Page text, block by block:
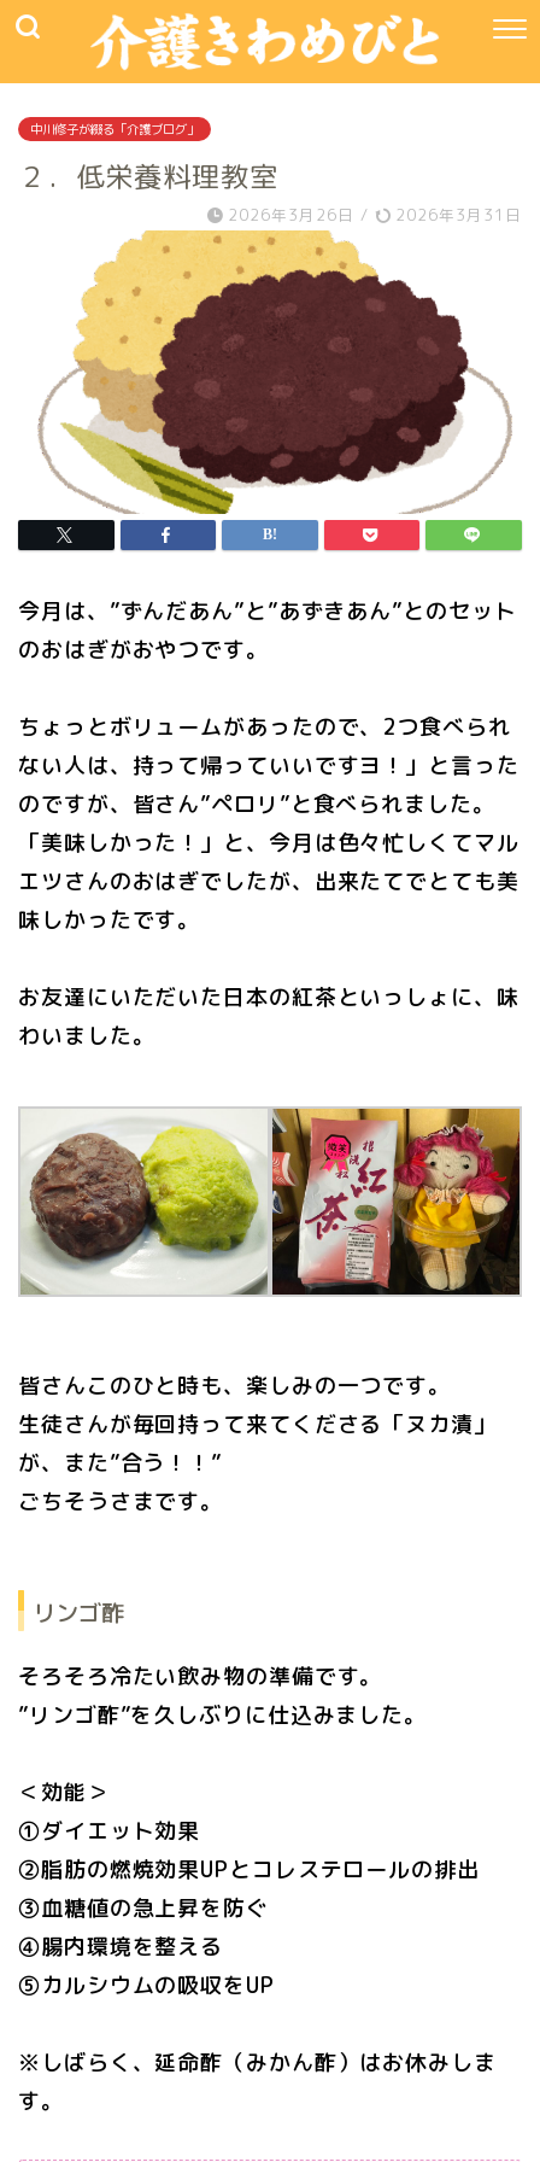
中川修子が綴る「介護ブログ」
２．低栄養料理教室
2026年3月26日 / 2026年3月31日
今月は、”ずんだあん”と”あずきあん”とのセット
のおはぎがおやつです。
ちょっとボリュームがあったので、2つ食べられ
ない人は、持って帰っていいですヨ！」と言った
のですが、皆さん”ペロリ”と食べられました。
「美味しかった！」と、今月は色々忙しくてマル
エツさんのおはぎでしたが、出来たてでとても美
味しかったです。
お友達にいただいた日本の紅茶といっしょに、味
わいました。
皆さんこのひと時も、楽しみの一つです。
生徒さんが毎回持って来てくださる「ヌカ漬」
が、また”合う！！”
ごちそうさまです。
リンゴ酢
そろそろ冷たい飲み物の準備です。
”リンゴ酢”を久しぶりに仕込みました。
＜効能＞
①ダイエット効果
②脂肪の燃焼効果UPとコレステロールの排出
③血糖値の急上昇を防ぐ
④腸内環境を整える
⑤カルシウムの吸収をUP
※しばらく、延命酢（みかん酢）はお休みしま
す。